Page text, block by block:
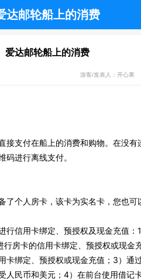
达邮轮船上的消费
爱达邮轮船上的消费
游客/发表人：开心果
接支付在船上的消费和购物。在没有
码进行离线支付。
了个人房卡，该卡为实名卡，您也可
行信用卡绑定、预授权及现金充值：
行房卡的信用卡绑定、预授权或现金
卡绑定、预授权或现金充值；3）通
人民币和美元；4）在前台使用借记